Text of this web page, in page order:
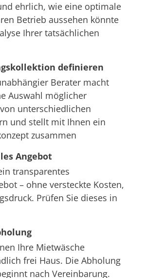
ehrlich, wie eine optimale
Betrieb aussehen könnte
Ihrer tatsächlichen
definieren
Berater macht
Auswahl möglicher
unterschiedlichen
und stellt mit Ihnen ein
zusammen
Angebot
transparentes
– ohne versteckte Kosten,
Prüfen Sie dieses in
Ihre Mietwäsche
frei Haus. Die Abholung
nach Vereinbarung.